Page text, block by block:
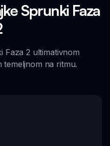
Sprunki Faza
Faza 2 ultimativnom
temeljnom na ritmu.